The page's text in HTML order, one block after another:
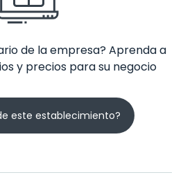
de la empresa? Aprenda a
y precios para su negocio
este establecimiento?